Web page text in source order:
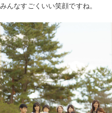
みんなすごくいい笑顔ですね。